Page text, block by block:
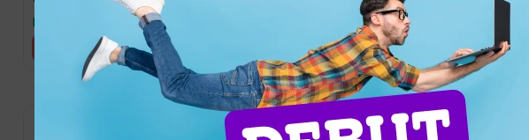
Llega hoy
Llega hoy